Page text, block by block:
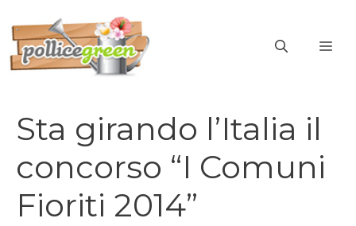
contenuto
Sta girando l’Italia il
concorso “I Comuni
Fioriti 2014”